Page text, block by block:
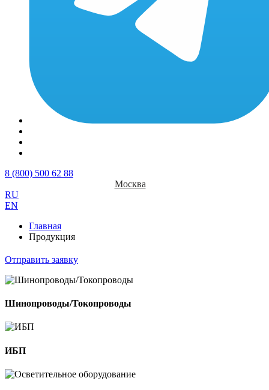
8 (800) 500 62 88
Москва
RU
EN
Главная
Продукция
Отправить заявку
Шинопроводы/Токопроводы
ИБП